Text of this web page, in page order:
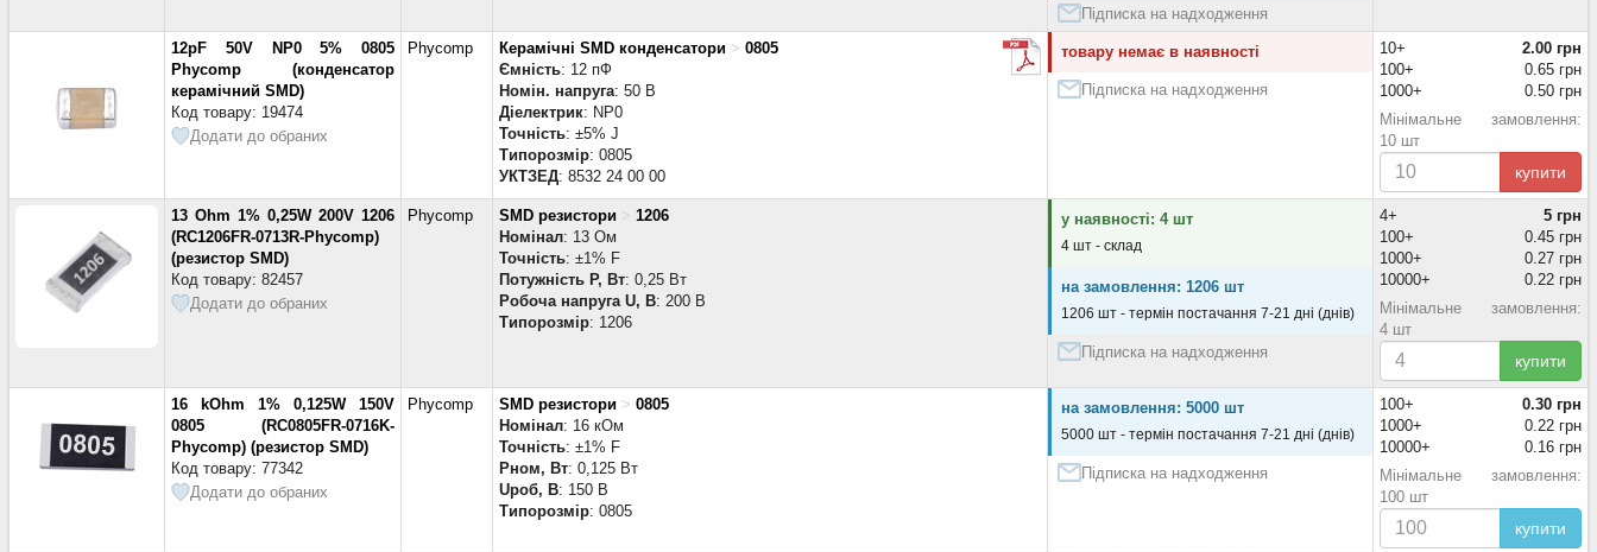
Підписка на надходження
12pF 50V NP0 5% 0805
Phycomp (конденсатор
керамічний SMD)
Код товару: 19474
Додати до обраних
Phycomp Керамічні SMD конденсатори > 0805
Ємність: 12 пФ
Номін. напруга: 50 В
Діелектрик: NP0
Точність: ±5% J
Типорозмір: 0805
УКТЗЕД: 8532 24 00 00
товару немає в наявності
Підписка на надходження
10+
2.00 грн
100+
0.65 грн
1000+
0.50 грн
Мінімальне замовлення:
10 шт
купити
13 Ohm 1% 0,25W 200V 1206
(RC1206FR-0713R-Phycomp)
(резистор SMD)
Код товару: 82457
Додати до обраних
Phycomp SMD резистори > 1206
Номінал: 13 Ом
Точність: ±1% F
Потужність P, Вт: 0,25 Вт
Робоча напруга U, В: 200 В
Типорозмір: 1206
у наявності: 4 шт
4 шт - склад
на замовлення: 1206 шт
1206 шт - термін постачання 7-21 дні (днів)
Підписка на надходження
4+
5 грн
100+
0.45 грн
1000+
0.27 грн
10000+
0.22 грн
Мінімальне замовлення:
4 шт
купити
16 kOhm 1% 0,125W 150V
0805 (RC0805FR-0716K-
Phycomp) (резистор SMD)
Код товару: 77342
Додати до обраних
Phycomp SMD резистори > 0805
Номінал: 16 кОм
Точність: ±1% F
Pном, Вт: 0,125 Вт
Uроб, В: 150 В
Типорозмір: 0805
на замовлення: 5000 шт
5000 шт - термін постачання 7-21 дні (днів)
Підписка на надходження
100+
0.30 грн
1000+
0.22 грн
10000+
0.16 грн
Мінімальне замовлення:
100 шт
купити